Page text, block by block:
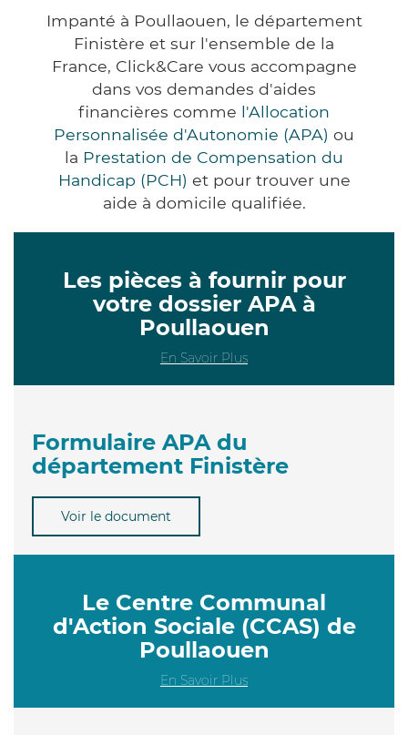
Impanté à Poullaouen, le département
Finistère et sur l'ensemble de la
France, Click&Care vous accompagne
dans vos demandes d'aides
financières comme l'Allocation
Personnalisée d'Autonomie (APA) ou
la Prestation de Compensation du
Handicap (PCH) et pour trouver une
aide à domicile qualifiée.
Les pièces à fournir pour
votre dossier APA à
Poullaouen
En Savoir Plus
Formulaire APA du
département Finistère
Voir le document
Le Centre Communal
d'Action Sociale (CCAS) de
Poullaouen
En Savoir Plus